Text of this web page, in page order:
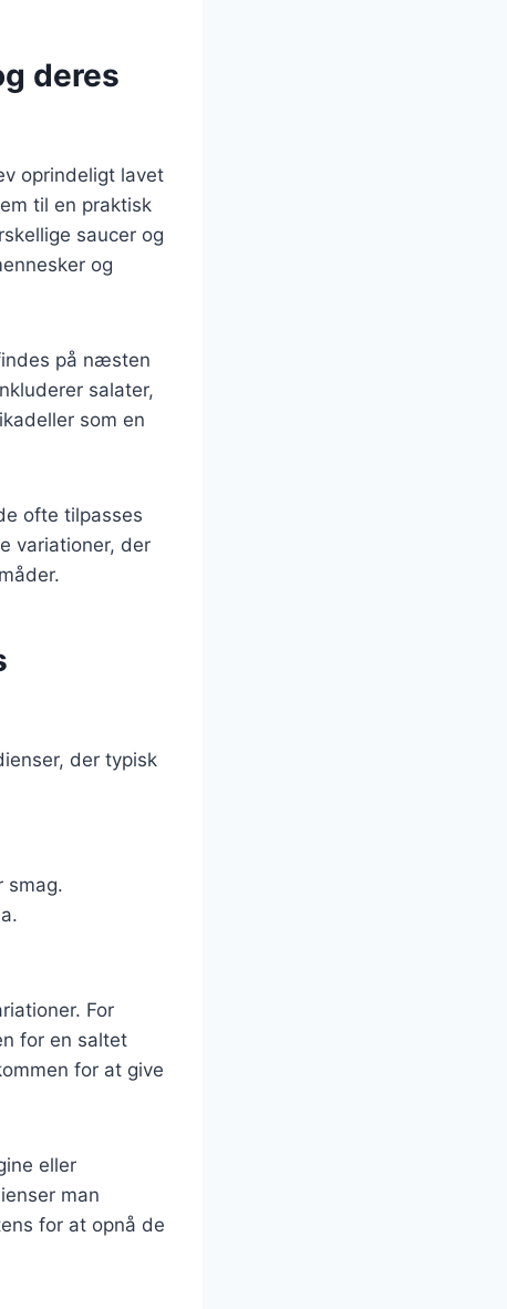
deres
oprindeligt lavet
til en praktisk
saucer og
og
på næsten
salater,
som en
ofte tilpasses
variationer, der
der typisk
smag.
For
for en saltet
for at give
eller
man
for at opnå de